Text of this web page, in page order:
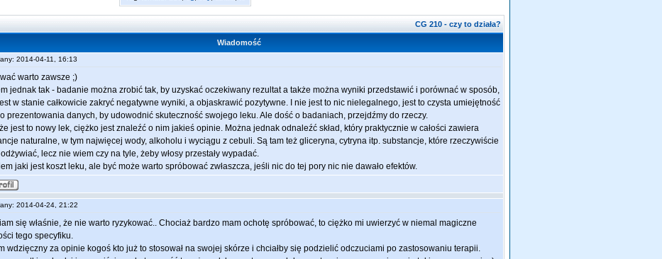
CG 210 - czy to działa?
Wiadomość
2014-04-11, 16:13
warto zawsze ;)
jednak tak - badanie można zrobić tak, by uzyskać oczekiwany rezultat a także można wyniki przedstawić i porównać w sposób,
w stanie całkowicie zakryć negatywne wyniki, a objaskrawić pozytywne. I nie jest to nic nielegalnego, jest to czysta umiejętność
prezentowania danych, by udowodnić skuteczność swojego leku. Ale dość o badaniach, przejdźmy do rzeczy.
jest to nowy lek, ciężko jest znaleźć o nim jakieś opinie. Można jednak odnaleźć skład, który praktycznie w całości zawiera
naturalne, w tym najwięcej wody, alkoholu i wyciągu z cebuli. Są tam też gliceryna, cytryna itp. substancje, które rzeczywiście
lecz nie wiem czy na tyle, żeby włosy przestały wypadać.
jaki jest koszt leku, ale być może warto spróbować zwłaszcza, jeśli nic do tej pory nic nie dawało efektów.
2014-04-24, 21:22
się właśnie, że nie warto ryzykować.. Chociaż bardzo mam ochotę spróbować, to ciężko mi uwierzyć w niemal magiczne
tego specyfiku.
wdzięczny za opinie kogoś kto już to stosował na swojej skórze i chciałby się podzielić odczuciami po zastosowaniu terapii.